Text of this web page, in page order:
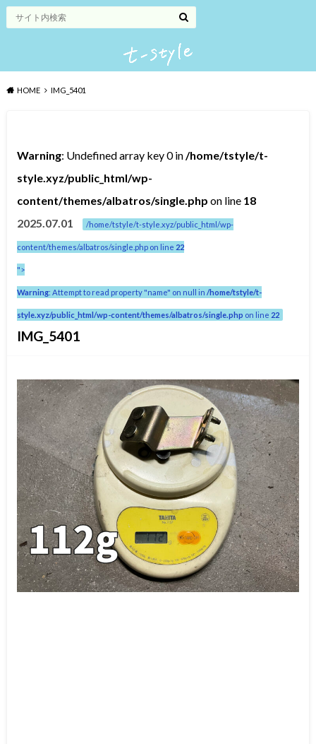
HOME IMG_5401
Warning: Undefined array key 0 in/home/tstyle/t-
style.xyz/public_html/wp-
content/themes/albatros/single.php on line 18
2025.07.01
/home/tstyle/t-style.xyz/public_html/wp-
content/themes/albatros/single.php on line 22
">
Warning: Attempt to read property "name" on null in/home/tstyle/t-
style.xyz/public_html/wp-content/themes/albatros/single.php on line 22
IMG_5401